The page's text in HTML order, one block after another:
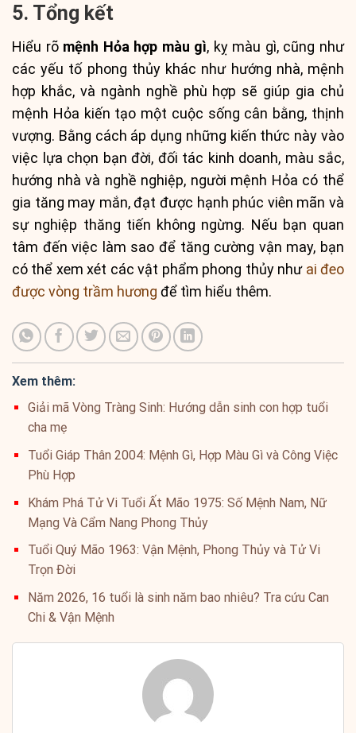
5. Tổng kết
Hiểu rõ mệnh Hỏa hợp màu gì, kỵ màu gì, cũng như
các yếu tố phong thủy khác như hướng nhà, mệnh
hợp khắc, và ngành nghề phù hợp sẽ giúp gia chủ
mệnh Hỏa kiến tạo một cuộc sống cân bằng, thịnh
vượng. Bằng cách áp dụng những kiến thức này vào
việc lựa chọn bạn đời, đối tác kinh doanh, màu sắc,
hướng nhà và nghề nghiệp, người mệnh Hỏa có thể
gia tăng may mắn, đạt được hạnh phúc viên mãn và
sự nghiệp thăng tiến không ngừng. Nếu bạn quan
tâm đến việc làm sao để tăng cường vận may, bạn
có thể xem xét các vật phẩm phong thủy như ai đeo
được vòng trầm hương để tìm hiểu thêm.
Xem thêm:
Giải mã Vòng Tràng Sinh: Hướng dẫn sinh con hợp tuổi
cha mẹ
Tuổi Giáp Thân 2004: Mệnh Gì, Hợp Màu Gì và Công Việc
Phù Hợp
Khám Phá Tử Vi Tuổi Ất Mão 1975: Số Mệnh Nam, Nữ
Mạng Và Cẩm Nang Phong Thủy
Tuổi Quý Mão 1963: Vận Mệnh, Phong Thủy và Tử Vi
Trọn Đời
Năm 2026, 16 tuổi là sinh năm bao nhiêu? Tra cứu Can
Chi & Vận Mệnh